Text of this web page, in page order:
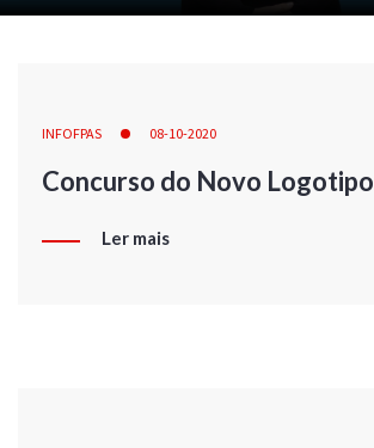
INFOFPAS 08-10-2020
Concurso do Novo Logotipo
Ler mais